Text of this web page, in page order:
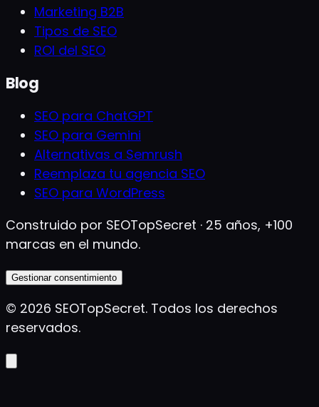
Marketing B2B
Tipos de SEO
ROI del SEO
Blog
SEO para ChatGPT
SEO para Gemini
Alternativas a Semrush
Reemplaza tu agencia SEO
SEO para WordPress
Construido por SEOTopSecret · 25 años, +100
marcas en el mundo.
Gestionar consentimiento
© 2026 SEOTopSecret. Todos los derechos
reservados.